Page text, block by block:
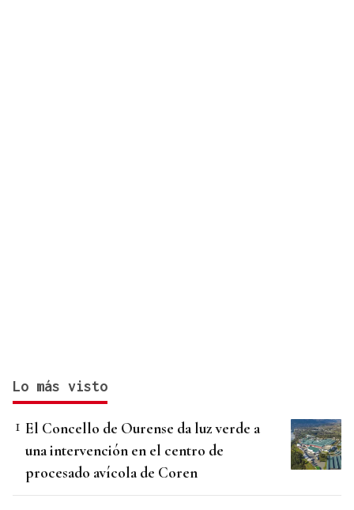
Lo más visto
El Concello de Ourense da luz verde a
una intervención en el centro de
procesado avícola de Coren